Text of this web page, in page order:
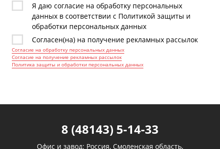
Я даю согласие на обработку персональных
данных в соответствии с Политикой защиты и
обработки персональных данных
Согласен(на) на получение рекламных рассылок
Согласие на обработку персональных данных
Согласие на получение рекламных рассылок
Политика защиты и обработки персональных данных
8 (48143) 5-14-33
Офис и завод: Россия, Смоленская область,